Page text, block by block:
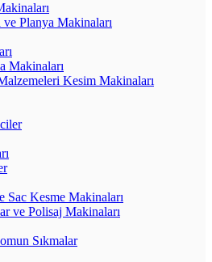
ve Planya Makinaları
Makinaları
Kesim Makinaları
Sac Kesme Makinaları
ve Polisaj Makinaları
Sıkmalar